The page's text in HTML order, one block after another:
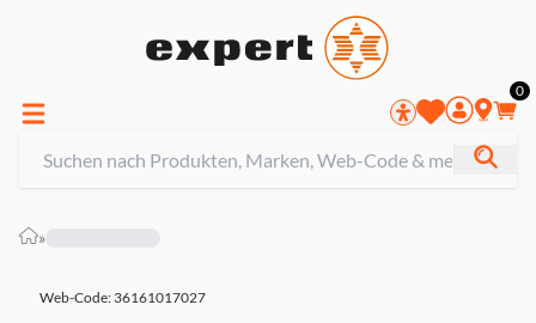
0
»
Web-Code: 36161017027